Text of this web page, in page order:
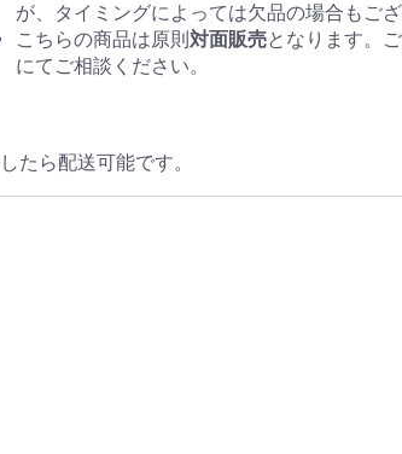
が、タイミングによっては欠品の場合もござ
こちらの商品は原則対面販売となります。
にてご相談ください。
たら配送可能です。